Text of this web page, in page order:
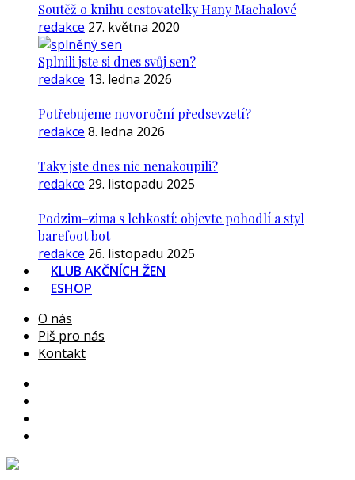
Soutěž o knihu cestovatelky Hany Machalové
redakce 27. května 2020
Splnili jste si dnes svůj sen?
redakce 13. ledna 2026
Potřebujeme novoroční předsevzetí?
redakce 8. ledna 2026
Taky jste dnes nic nenakoupili?
redakce 29. listopadu 2025
Podzim–zima s lehkostí: objevte pohodlí a styl
barefoot bot
redakce 26. listopadu 2025
KLUB AKČNÍCH ŽEN
ESHOP
O nás
Piš pro nás
Kontakt